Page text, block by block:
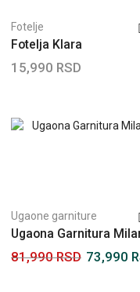
Fotelje
Fotelja Klara
15,990 RSD
Ugaone garniture
Ugaona Garnitura
81,990RSD 73,990